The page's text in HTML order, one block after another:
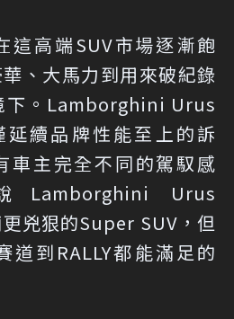
這高端SUV市場逐漸飽
、大馬力到用來破紀錄
下。Lamborghini Urus
續品牌性能至上的訴
車主完全不同的駕馭感
Urus
兇狠的Super SUV，但
道到RALLY都能滿足的